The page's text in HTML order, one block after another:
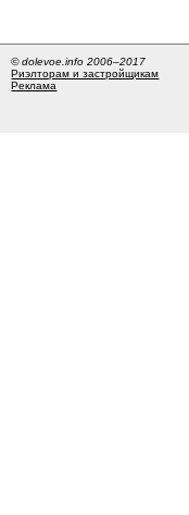
© dolevoe.info 2006–2017
Риэлторам и застройщикам
Реклама